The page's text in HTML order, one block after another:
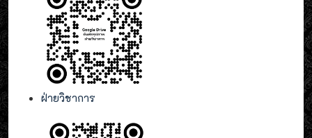
ฝ่ายวิชาการ